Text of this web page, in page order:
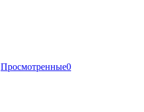
Просмотренные0